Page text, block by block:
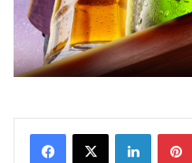
FacebookX Linkedin